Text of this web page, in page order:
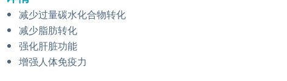
减少过量碳水化合物转化
减少脂肪转化
强化肝脏功能
增强人体免疫力